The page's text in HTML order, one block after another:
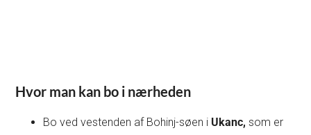
Hvor man kan bo i nærheden
Bo ved vestenden af Bohinj-søen i Ukanc,som er